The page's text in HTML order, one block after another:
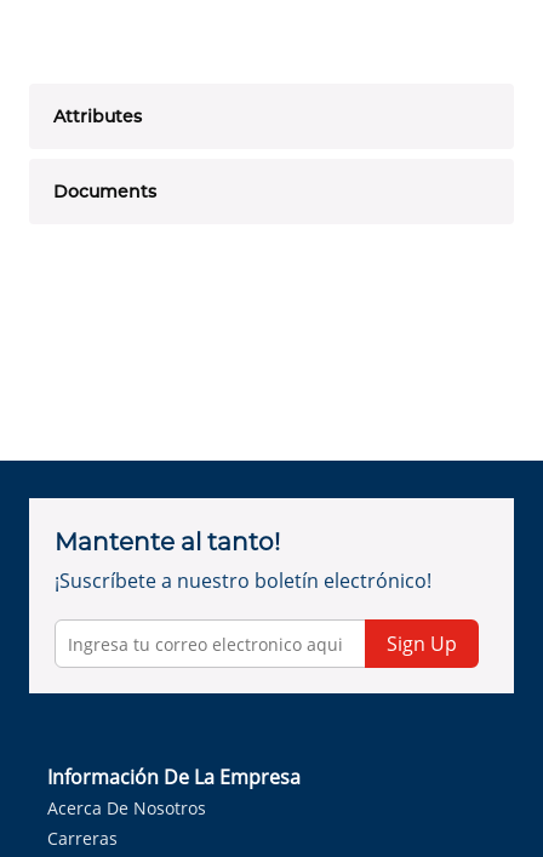
Attributes
Documents
Mantente al tanto!
¡Suscríbete a nuestro boletín electrónico!
Sign Up
Información De La Empresa
Acerca De Nosotros
Carreras